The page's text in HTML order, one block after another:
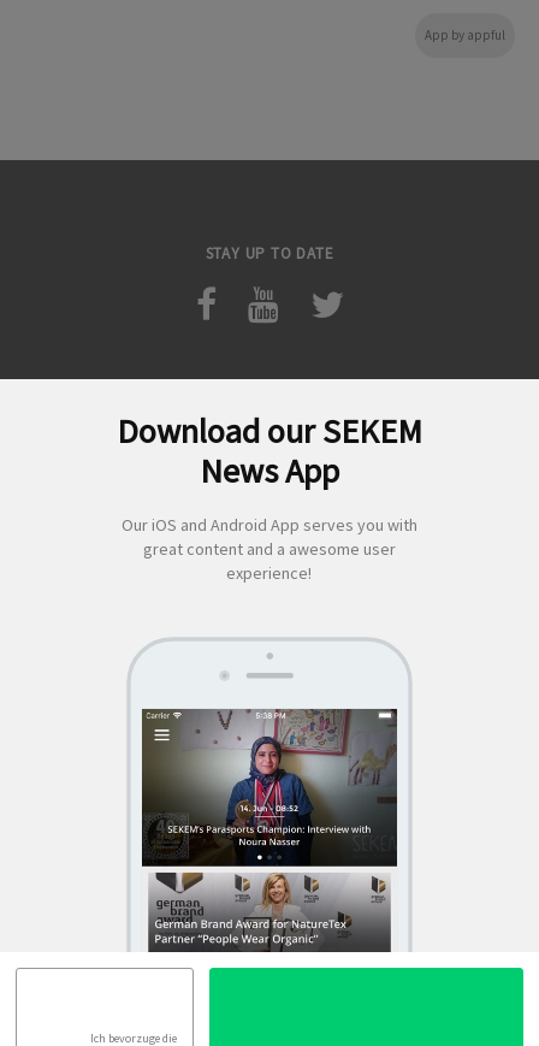
App by appful
STAY UP TO DATE
About Us|Economy|Societal Life| Cultural Life
News|Media|Contact Us|Legal|Privacy
2018 SEKEM
Download our SEKEM
News App
Our iOS and Android App serves you with
great content and a awesome user
experience!
Ich bevorzuge die